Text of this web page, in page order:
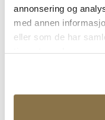
annonsering og
med annen
eller som de har